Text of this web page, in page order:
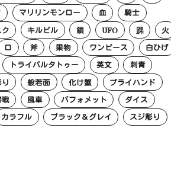
マリリンモンロー 血
騎士
キルビル 鎖 UFO 踝
火
口 斧 果物 ワンピース
白ひげ
トライバルタトゥー 英文
刺青
般若面 化け蟹
プライハンド
戦 風車 バフォメット
ダイス
カラフル ブラック＆グレイ
スジ彫り